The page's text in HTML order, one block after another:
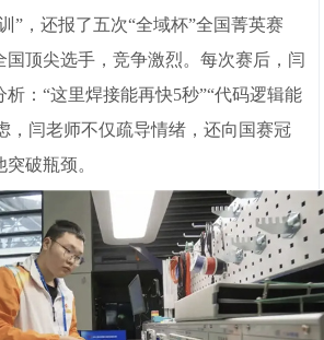
”，还报了五次“全域杯”全国菁英赛
顶尖选手，竞争激烈。每次赛后，闫
：“这里焊接能再快5秒”“代码逻辑能
，闫老师不仅疏导情绪，还向国赛冠
破瓶颈。